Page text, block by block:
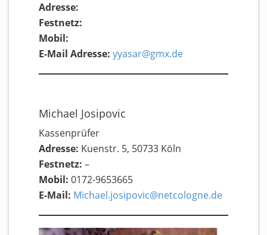
Adresse:
Festnetz:
Mobil:
E-Mail Adresse: yyasar@gmx.de
Michael Josipovic
Kassenprüfer
Adresse: Kuenstr. 5, 50733 Köln
Festnetz: –
Mobil: 0172-9653665
E-Mail: Michael.josipovic@netcologne.de